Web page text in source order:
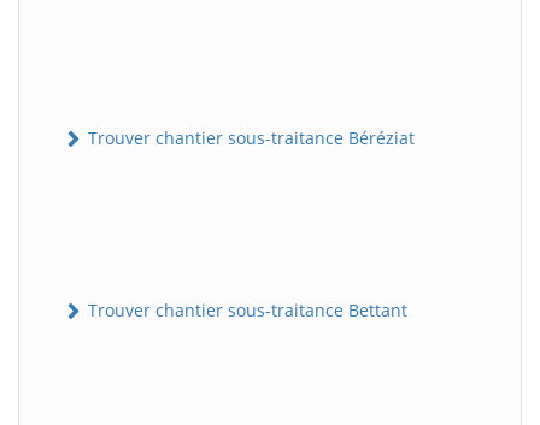
Trouver chantier sous-traitance Béréziat
Trouver chantier sous-traitance Bettant